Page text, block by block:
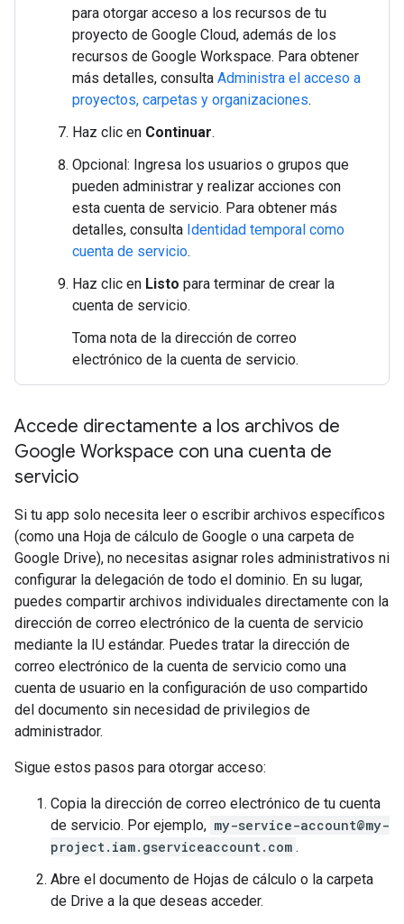
para otorgar acceso a los recursos de tu
proyecto de Google Cloud, además de los
recursos de Google Workspace. Para obtener
más detalles, consulta Administra el acceso a
proyectos, carpetas y organizaciones.
Haz clic en Continuar.
Opcional: Ingresa los usuarios o grupos que
pueden administrar y realizar acciones con
esta cuenta de servicio. Para obtener más
detalles, consulta Identidad temporal como
cuenta de servicio.
Haz clic en Listo para terminar de crear la
cuenta de servicio.
Toma nota de la dirección de correo
electrónico de la cuenta de servicio.
Accede directamente a los archivos de
Google Workspace con una cuenta de
servicio
Si tu app solo necesita leer o escribir archivos específicos
(como una Hoja de cálculo de Google o una carpeta de
Google Drive), no necesitas asignar roles administrativos ni
configurar la delegación de todo el dominio. En su lugar,
puedes compartir archivos individuales directamente con la
dirección de correo electrónico de la cuenta de servicio
mediante la IU estándar. Puedes tratar la dirección de
correo electrónico de la cuenta de servicio como una
cuenta de usuario en la configuración de uso compartido
del documento sin necesidad de privilegios de
administrador.
Sigue estos pasos para otorgar acceso:
Copia la dirección de correo electrónico de tu cuenta
de servicio. Por ejemplo, my-service-account@my-
project.iam.gserviceaccount.com .
Abre el documento de Hojas de cálculo o la carpeta
de Drive a la que deseas acceder.